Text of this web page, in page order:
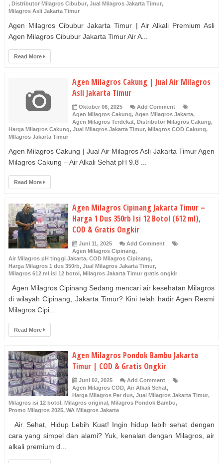
, Distributor Milagros Cibubur, Jual Milagros Jakarta Timur,
Milagros Asli Jakarta Timur
Agen Milagros Cibubur Jakarta Timur | Air Alkali Premium Asli
Agen Milagros Cibubur Jakarta Timur Air A...
Read More
Agen Milagros Cakung | Jual Air Milagros
Asli Jakarta Timur
Oktober 06, 2025
Add Comment
Agen Milagros Cakung, Agen Milagros Jakarta,
Agen Milagros Terdekat, Distributor Milagros Cakung,
Harga Milagros Cakung, Jual Milagros Jakarta Timur, Milagros COD Cakung,
MIlagros Jakarta Timur
Agen Milagros Cakung | Jual Air Milagros Asli Jakarta Timur Agen
Milagros Cakung – Air Alkali Sehat pH 9.8 ...
Read More
Agen Milagros Cipinang Jakarta Timur –
Harga 1 Dus 350rb Isi 12 Botol (612 ml),
COD & Gratis Ongkir
Juni 11, 2025
Add Comment
Agen Milagros Cipinang,
Air Milagros pH tinggi Jakarta, COD Milagros Cipinang,
Harga Milagros 1 dus 350rb, Jual Milagros Jakarta Timur,
Milagros 612 ml isi 12 botol, Milagros Jakarta Timur gratis ongkir
Agen Milagros Cipinang Sedang mencari air kesehatan Milagros
di wilayah Cipinang, Jakarta Timur? Kini telah hadir Agen Resmi
Milagros Cipi...
Read More
Agen Milagros Pondok Bambu Jakarta
Timur | COD & Gratis Ongkir
Juni 02, 2025
Add Comment
Agen Milagros COD, Air Alkali Sehat,
Harga Milagros Per dus, Jual Milagros Jakarta Timur,
Milagros isi 12 botol, Milagros original, Milagros Pondok Bambu,
Promo Milagros 2025, WA Milagros Jakarta
Air Sehat, Hidup Lebih Kuat! Ingin hidup lebih sehat dengan
cara yang simpel dan alami? Yuk, kenalan dengan Milagros, air
alkali premium d...